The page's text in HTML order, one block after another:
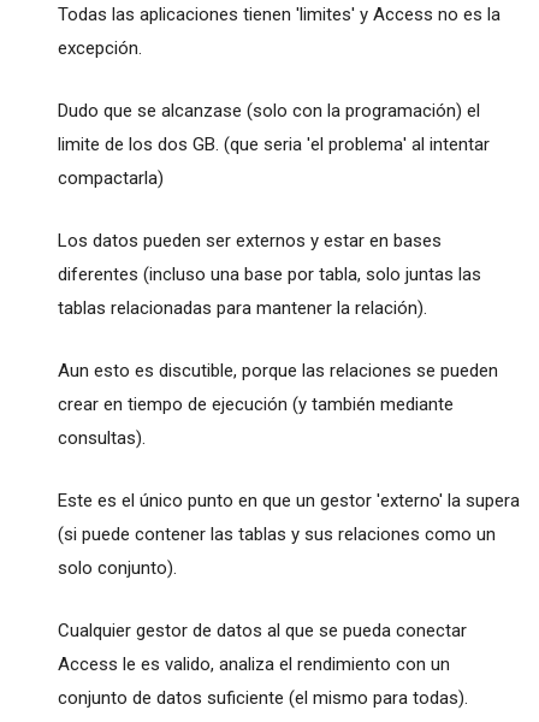
Todas las aplicaciones tienen 'limites' y Access no es la
excepción.
Dudo que se alcanzase (solo con la programación) el
limite de los dos GB. (que seria 'el problema' al intentar
compactarla)
Los datos pueden ser externos y estar en bases
diferentes (incluso una base por tabla, solo juntas las
tablas relacionadas para mantener la relación).
Aun esto es discutible, porque las relaciones se pueden
crear en tiempo de ejecución (y también mediante
consultas).
Este es el único punto en que un gestor 'externo' la supera
(si puede contener las tablas y sus relaciones como un
solo conjunto).
Cualquier gestor de datos al que se pueda conectar
Access le es valido, analiza el rendimiento con un
conjunto de datos suficiente (el mismo para todas).